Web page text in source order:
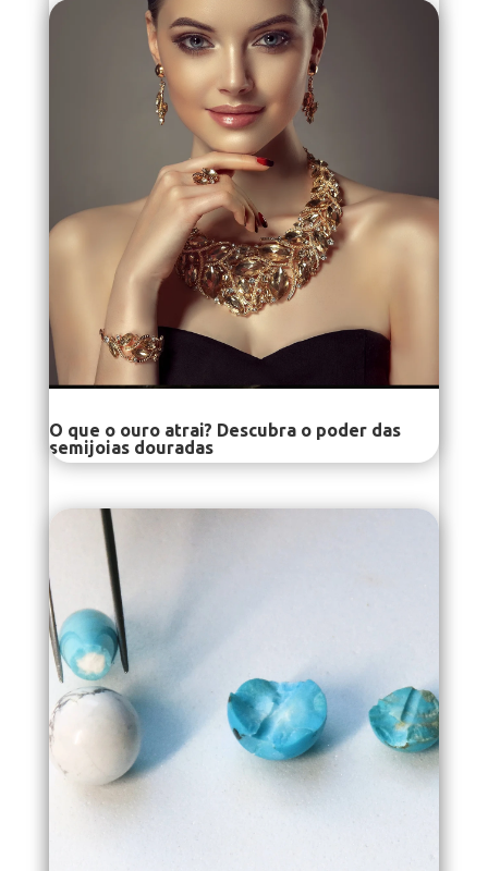
O que o ouro atrai? Descubra o poder das
semijoias douradas